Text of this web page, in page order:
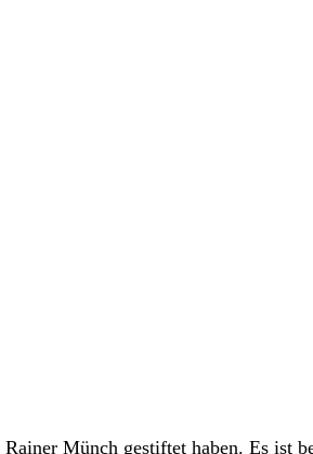
Münch gestiftet haben. Es ist